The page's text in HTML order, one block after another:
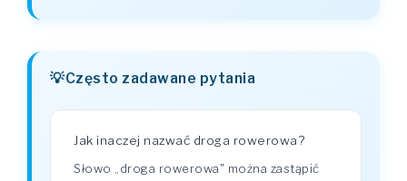
Często zadawane pytania
Jak inaczej nazwać droga rowerowa?
Słowo „droga rowerowa" można zastąpić